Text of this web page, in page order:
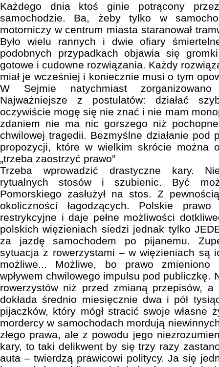
Każdego dnia ktoś ginie potrącony
samochodzie. Ba, żeby tylko w
motorniczy w centrum miasta staranował
Było wielu rannych i dwie ofiary
podobnych przypadkach objawia się
gotowe i cudowne rozwiązania. Każdy
miał je wcześniej i koniecznie musi o tym
W Sejmie natychmiast zorganizowano
Najważniejsze z postulatów: działać
oczywiście mogę się nie znać i nie mam
zdaniem nie ma nic gorszego niż pochopne
chwilowej tragedii. Bezmyślne działanie pod
propozycji, które w wielkim skrócie można
„trzeba zaostrzyć prawo”
Trzeba wprowadzić drastyczne kary.
rytualnych stosów i szubienic. Być
Pomorskiego zasłużył na stos. Z
okoliczności łagodzących. Polskie
restrykcyjne i daje pełne możliwości
polskich więzieniach siedzi jednak tylko
za jazdę samochodem po pijanemu.
sytuacja z rowerzystami – w więzieniach są
możliwe... Możliwe, bo prawo zmieniono
wpływem chwilowego impulsu pod publiczkę.
rowerzystów niż przed zmianą przepisów,
dokłada średnio miesięcznie dwa i pół
pijaczków, który mógł stracić swoje własne
mordercy w samochodach mordują
złego prawa, ale z powodu jego
kary, to taki delikwent by się trzy razy
auta – twierdzą prawicowi politycy. Ja się